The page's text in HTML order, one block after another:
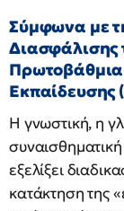
Σύμφωνα με
Διασφάλισης
Πρωτοβάθμια
Η γνωστική, η
εξελίξει
κατάκτηση της